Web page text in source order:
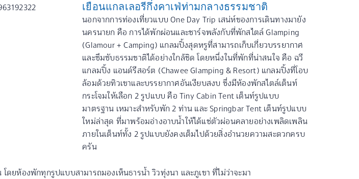
เยือนแกลเลอรีกึ่งคาเฟ่ท่ามกลางธรรมชาติ
นอกจากการท่องเที่ยวแบบ One Day Trip เสน่ห์ของการเดินทางมายัง
นครนายก คือ การได้พักผ่อนและชาร์จพลังกับที่พักสไตล์ Glamping
(Glamour + Camping) แกลมปิ้งสุดหรูที่สามารถเก็บเกี่ยวบรรยากาศ
และซึมซับธรรมชาติได้อย่างใกล้ชิด โดยหนึ่งในที่พักที่น่าสนใจ คือ ฉวี
แกลมปิ้ง แอนด์รีสอร์ต (Chawee Glamping & Resort) แกลมปิ้งที่โอบ
ล้อมด้วยทิวเขาและบรรยากาศอันเงียบสงบ ซึ่งมีห้องพักสไตล์เต็นท์
กระโจมให้เลือก 2 รูปแบบ คือ Tiny Cabin Tent เต็นท์รูปแบบ
มาตรฐาน เหมาะสำหรับพัก 2 ท่าน และ Springbar Tent เต็นท์รูปแบบ
ใหม่ล่าสุด ที่มาพร้อมอ่างอาบน้ำให้ได้แช่ตัวผ่อนคลายอย่างเพลิดเพลิน
ภายในเต็นท์ทั้ง 2 รูปแบบยังคงเต็มไปด้วยสิ่งอำนวยความสะดวกครบ
ครัน
ห้องพักทุกรูปแบบสามารถมองเห็นธารน้ำ วิวทุ่งนา และภูเขา ที่ไม่ว่าจะมา